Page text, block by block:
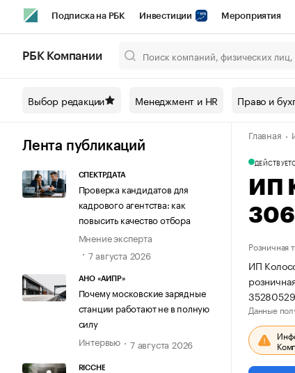
Подписка на РБК Инвестиции Мероприятия
Спецпроекты СПб Конференции СПб
Технологии и медиа Рынок наличной
РБК Компании
Выбор редакции Менеджмент и HR Право и
Лента публикаций
СПЕКТРДАТА
Проверка кандидатов для
кадрового агентства: как
повысить качество отбора
Мнение эксперта
7 августа 2026
АНО «АИПР»
Почему московские зарядные
станции работают не в полную
силу
Интервью
7 августа 2026
RICCHE
Главная
ДЕЙСТВУЕТ
ИП
Розничная
ИП
Данные